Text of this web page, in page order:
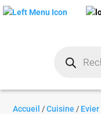
produits
Accueil /Cuisine / Evier